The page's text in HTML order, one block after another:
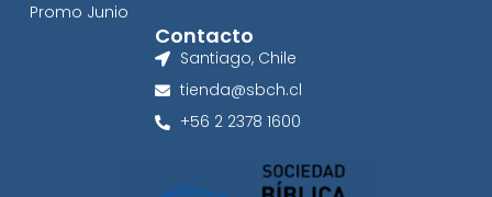
Promo Junio
Contacto
Santiago, Chile
tienda@sbch.cl
+56 2 2378 1600